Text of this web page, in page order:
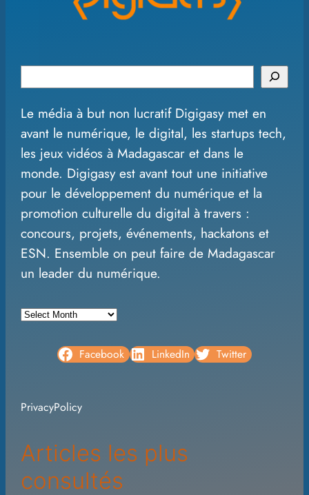
e
a
r
c
h
Le média à but non lucratif Digigasy met en
avant le numérique, le digital, les startups tech,
les jeux vidéos à Madagascar et dans le
monde. Digigasy est avant tout une initiative
pour le développement du numérique et la
promotion culturelle du digital à travers :
concours, projets, événements, hackatons et
ESN. Ensemble on peut faire de Madagascar
un leader du numérique.
A
v
s
Facebook LinkedIn Twitter
PrivacyPolicy
Articles les plus
consultés